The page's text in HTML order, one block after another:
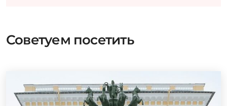
Советуем посетить